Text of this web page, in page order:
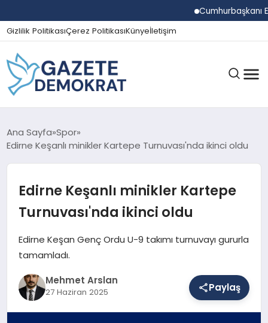
Cumhurbaşkanı
Gizlilik PolitikasıÇerez PolitikasıKünyeİletişim
GÜNDEM
SPOR
Ana Sayfa Spor
Edirne Keşanlı minikler Kartepe Turnuvası'nda ikinci oldu
Edirne Keşanlı minikler Kartepe
Turnuvası'nda ikinci oldu
Edirne Keşan Genç Ordu U-9 takımı turnuvayı gururla
tamamladı.
Mehmet Arslan
27 Haziran 2025 Paylaş